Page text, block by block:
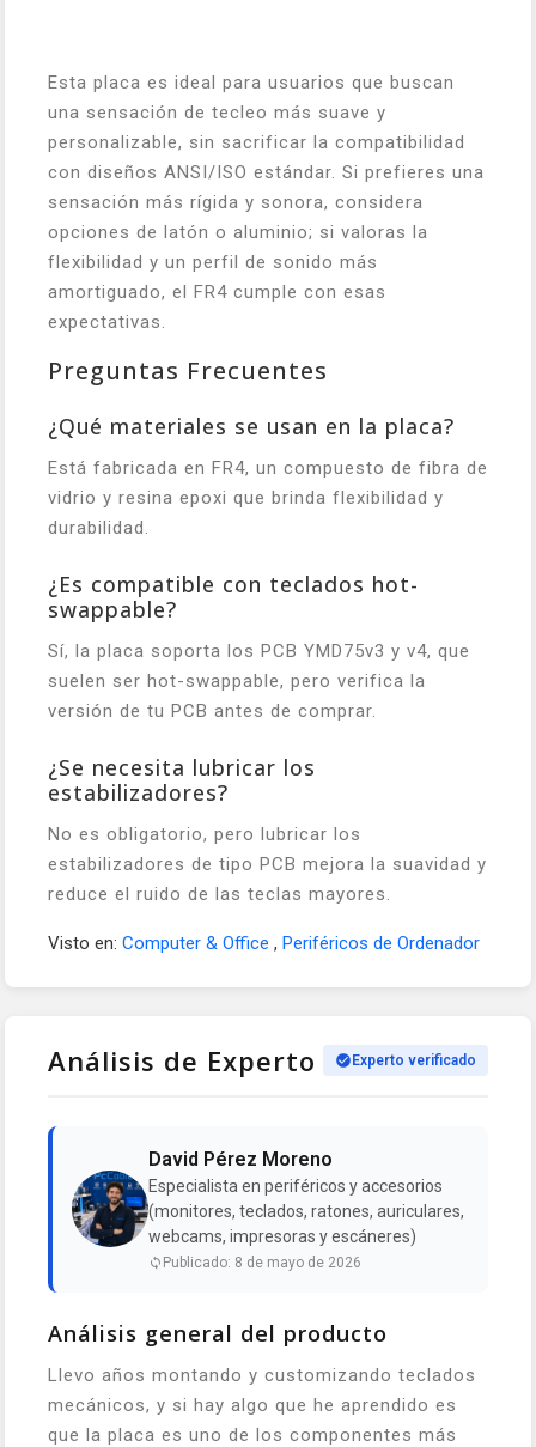
Esta placa es ideal para usuarios que buscan
una sensación de tecleo más suave y
personalizable, sin sacrificar la compatibilidad
con diseños ANSI/ISO estándar. Si prefieres una
sensación más rígida y sonora, considera
opciones de latón o aluminio; si valoras la
flexibilidad y un perfil de sonido más
amortiguado, el FR4 cumple con esas
expectativas.
Preguntas Frecuentes
¿Qué materiales se usan en la placa?
Está fabricada en FR4, un compuesto de fibra de
vidrio y resina epoxi que brinda flexibilidad y
durabilidad.
¿Es compatible con teclados hot-
swappable?
Sí, la placa soporta los PCB YMD75v3 y v4, que
suelen ser hot-swappable, pero verifica la
versión de tu PCB antes de comprar.
¿Se necesita lubricar los
estabilizadores?
No es obligatorio, pero lubricar los
estabilizadores de tipo PCB mejora la suavidad y
reduce el ruido de las teclas mayores.
Visto en: Computer & Office , Periféricos de Ordenador
Análisis de Experto Experto verificado
David Pérez Moreno
Especialista en periféricos y accesorios
(monitores, teclados, ratones, auriculares,
webcams, impresoras y escáneres)
Publicado: 8 de mayo de 2026
Análisis general del producto
Llevo años montando y customizando teclados
mecánicos, y si hay algo que he aprendido es
que la placa es uno de los componentes más